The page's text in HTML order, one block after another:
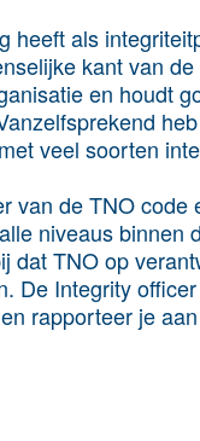
heeft als
kant van
en houdt
veel soorten
van de TNO
niveaus binnen
dat TNO op
De Integrity
rapporteer je